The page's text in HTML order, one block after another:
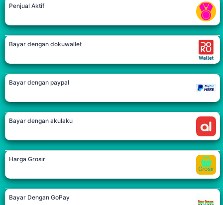
Penjual Aktif
Bayar dengan dokuwallet
Bayar dengan paypal
Bayar dengan akulaku
Harga Grosir
Bayar Dengan GoPay